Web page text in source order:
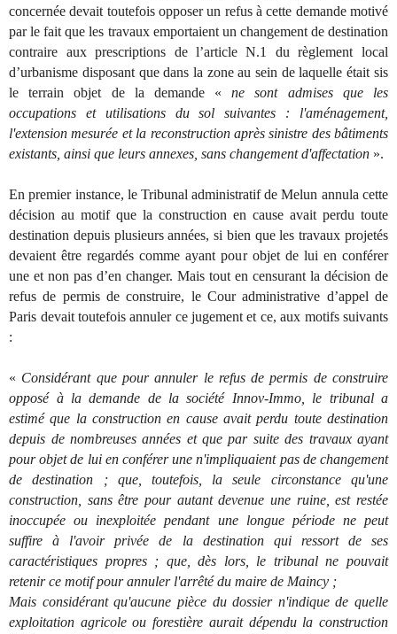
concernée devait toutefois opposer un refus à cette demande motivé
par le fait que les travaux emportaient un changement de destination
contraire aux prescriptions de l’article N.1 du règlement local
d’urbanisme disposant que dans la zone au sein de laquelle était sis
le terrain objet de la demande «ne sont admises que les
occupations et utilisations du sol suivantes : l'aménagement,
l'extension mesurée et la reconstruction après sinistre des bâtiments
existants, ainsi que leurs annexes, sans changement d'affectation ».
En premier instance, le Tribunal administratif de Melun annula cette
décision au motif que la construction en cause avait perdu toute
destination depuis plusieurs années, si bien que les travaux projetés
devaient être regardés comme ayant pour objet de lui en conférer
une et non pas d’en changer. Mais tout en censurant la décision de
refus de permis de construire, le Cour administrative d’appel de
Paris devait toutefois annuler ce jugement et ce, aux motifs suivants
:
« Considérant que pour annuler le refus de permis de construire
opposé à la demande de la société Innov-Immo, le tribunal a
estimé que la construction en cause avait perdu toute destination
depuis de nombreuses années et que par suite des travaux ayant
pour objet de lui en conférer une n'impliquaient pas de changement
de destination ; que, toutefois, la seule circonstance qu'une
construction, sans être pour autant devenue une ruine, est restée
inoccupée ou inexploitée pendant une longue période ne peut
suffire à l'avoir privée de la destination qui ressort de ses
caractéristiques propres ; que, dès lors, le tribunal ne pouvait
retenir ce motif pour annuler l'arrêté du maire de Maincy ;
Mais considérant qu'aucune pièce du dossier n'indique de quelle
exploitation agricole ou forestière aurait dépendu la construction